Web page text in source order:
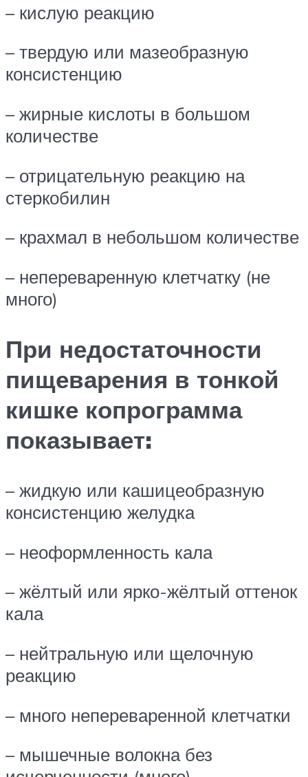
– кислую реакцию
– твердую или мазеобразную
консистенцию
– жирные кислоты в большом
количестве
– отрицательную реакцию на
стеркобилин
– крахмал в небольшом количестве
– непереваренную клетчатку (не
много)
При недостаточности
пищеварения в тонкой
кишке копрограмма
показывает:
– жидкую или кашицеобразную
консистенцию желудка
– неоформленность кала
– жёлтый или ярко-жёлтый оттенок
кала
– нейтральную или щелочную
реакцию
– много непереваренной клетчатки
– мышечные волокна без